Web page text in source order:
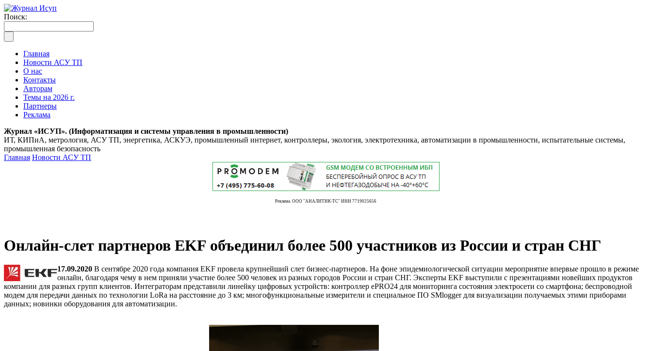
Поиск:
Главная
Новости АСУ ТП
О нас
Контакты
Авторам
Темы на 2026 г.
Партнеры
Реклама
Журнал «ИСУП». (Информатизация и системы управления в промышленности)
ИТ, КИПиА, метрология, АСУ ТП, энергетика, АСКУЭ, промышленный интернет, контроллеры, экология, электротехника, автоматизации в промышленности, испытательные системы,
промышленная безопасность
Главная Новости АСУ ТП
Реклама. ООО "АНАЛИТИК-ТС" ИНН 7719025656
Онлайн-слет партнеров EKF объединил более 500 участников из России и стран СНГ
17.09.2020 В сентябре 2020 года компания EKF провела крупнейший слет бизнес-партнеров. На фоне эпидемиологической ситуации мероприятие впервые прошло в режиме
онлайн, благодаря чему в нем приняли участие более 500 человек из разных городов России и стран СНГ. Эксперты EKF выступили с презентациями новейших продуктов
компании для разных групп клиентов. Интеграторам представили линейку цифровых устройств: контроллер ePRO24 для мониторинга состояния электросети со смартфона; беспроводной
модем для передачи данных по технологии LoRa на расстояние до 3 км; многофункциональные измерители и специальное ПО SMlogger для визуализации получаемых этими приборами
данных; новинки оборудования для автоматизации.